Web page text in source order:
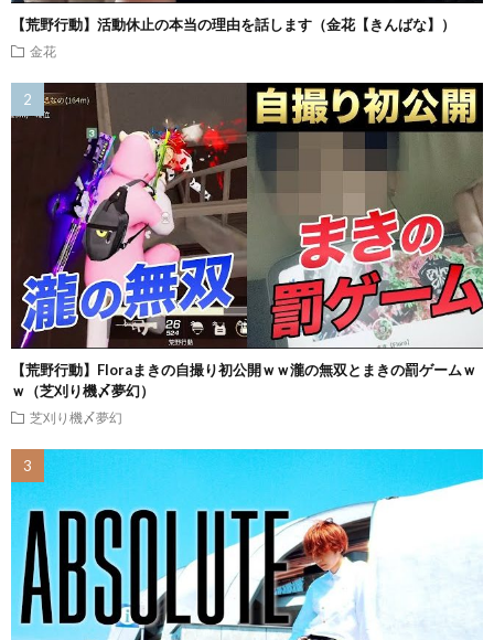
【荒野行動】活動休止の本当の理由を話します（金花【きんばな】）
金花
【荒野行動】Floraまきの自撮り初公開ｗｗ瀧の無双とまきの罰ゲームｗ
ｗ（芝刈り機〆夢幻）
芝刈り機〆夢幻